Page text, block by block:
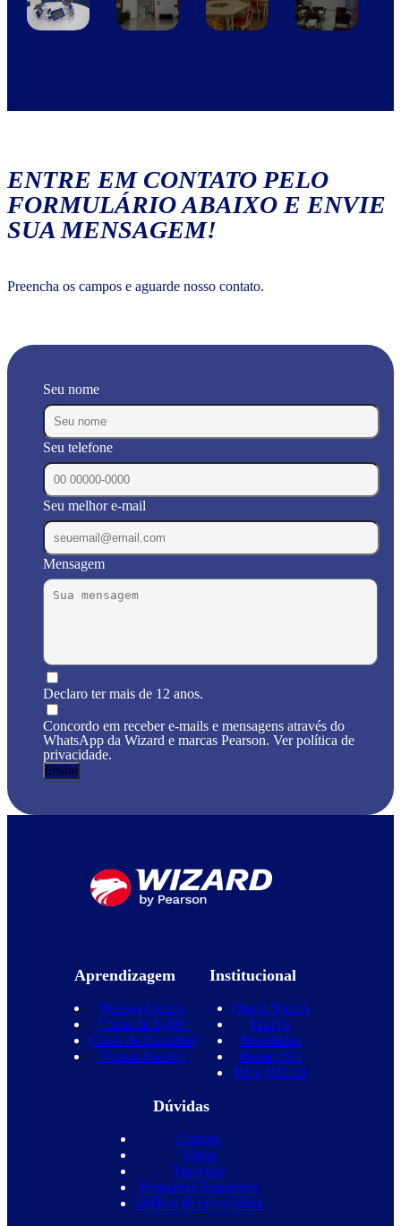
ENTRE EM CONTATO PELO
FORMULÁRIO ABAIXO E ENVIE
SUA MENSAGEM!
Preencha os campos e aguarde nosso contato.
Seu nome
Seu telefone
Seu melhor e-mail
Mensagem
Declaro ter mais de 12 anos.
Concordo em receber e-mails e mensagens através do
WhatsApp da Wizard e marcas Pearson. Ver política de
privacidade.
Aprendizagem
Nossos Cursos
Curso de Inglês
Curso de Espanhol
Nossas Escolas
Institucional
Quem Somos
Equipe
Novidades
Promoções
Blog Wizard
Dúvidas
Contato
Vagas
Parcerias
Perguntas frequentes
Política de privacidade